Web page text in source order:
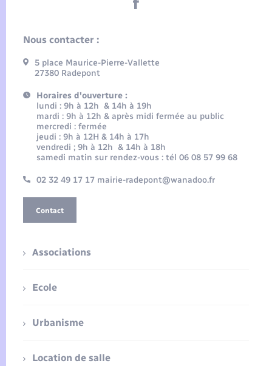
Nous contacter :
5 place Maurice-Pierre-Vallette
27380 Radepont
Horaires d'ouverture :
lundi : 9h à 12h & 14h à 19h
mardi : 9h à 12h & après midi fermée au public
mercredi : fermée
jeudi : 9h à 12H & 14h à 17h
vendredi ; 9h à 12h & 14h à 18h
samedi matin sur rendez-vous : tél 06 08 57 99 68
02 32 49 17 17 mairie-radepont@wanadoo.fr
Contact
Associations
Ecole
Urbanisme
Location de salle